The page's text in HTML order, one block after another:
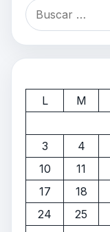
L
M
3
4
10
11
17
18
24
25